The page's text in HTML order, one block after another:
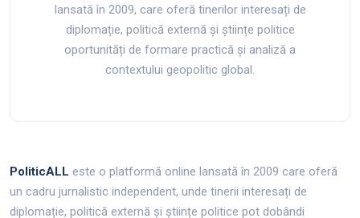
lansată în 2009, care oferă tinerilor interesați de
diplomație, politică externă și științe politice
oportunități de formare practică și analiză a
contextului geopolitic global.
PoliticALL este o platformă online lansată în 2009 care oferă
un cadru jurnalistic independent, unde tinerii interesați de
diplomație, politică externă și științe politice pot dobândi